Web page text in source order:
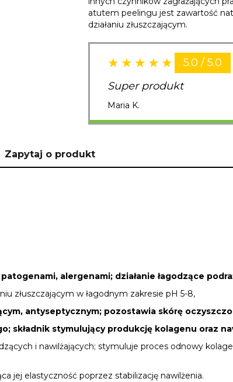
atutem peelingu jest zawartość
działaniu złuszczającym.
5.0 / 5.0
Super produkt
Maria K.
Zapytaj o produkt
alergenami; działanie łagodzące
złuszczającym w łagodnym zakresie pH 5-8,
antyseptycznym; pozostawia skórę
składnik stymulujący produkcję kolagenu oraz
i nawilżających; stymuluje proces odnowy
jej elastyczność poprzez stabilizację nawilżenia.